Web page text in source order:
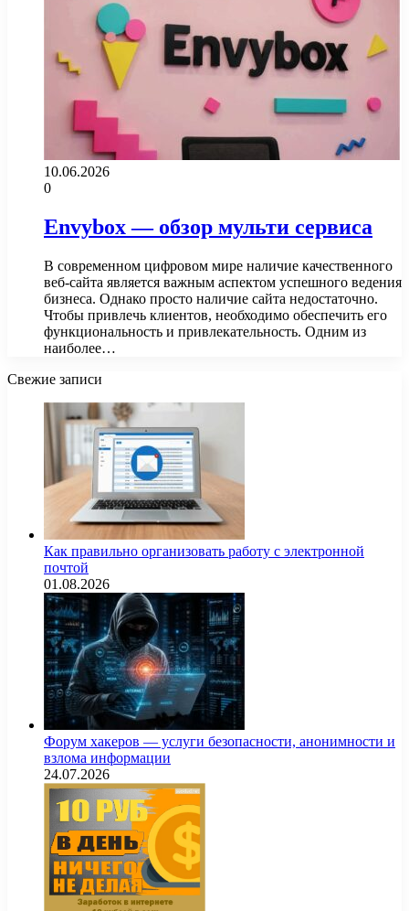
10.06.2026
0
Envybox — обзор мульти сервиса
В современном цифровом мире наличие качественного
веб-сайта является важным аспектом успешного ведения
бизнеса. Однако просто наличие сайта недостаточно.
Чтобы привлечь клиентов, необходимо обеспечить его
функциональность и привлекательность. Одним из
наиболее…
Свежие записи
Как правильно организовать работу с электронной
почтой
01.08.2026
Форум хакеров — услуги безопасности, анонимности и
взлома информации
24.07.2026